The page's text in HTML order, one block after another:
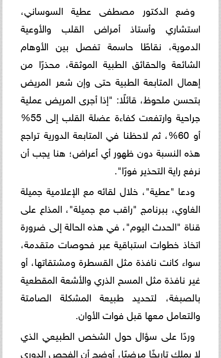
وضع الدكتور مصطفى عطية السوساني،
استشاري وأستاذ أمراض القلب والأوعية
الدموية، نقاطًا حاسمة تفصل بين الأوهام
الشائعة والحقائق الطبية الموثقة، محذرًا من
إهمال المتابعة الطبية حتى وإن شعر المريض
بتحسن ملحوظ، قائلًا: "إذا أجرى المريض عملية
جراحية وارتفعت كفاءة عضلة القلب إلى 55%
أو 60%، ثم لاحظنا في المتابعة الدورية تراجع
هذه النسبة دون ظهور أي أعراض؛ هنا يجب أن
نرفع راية التحذير فورًا".
ودعا "عطية"، خلال لقائه مع الإعلامية جميلة
الغاوي، ببرنامج "راقب مع جميلة"، المذاع على
قناة "الحدث اليوم"، في هذه الحالة إلى ضرورة
اتخاذ خطوات استباقية عبر فحوصات متقدمة،
سواء كانت نافذة مثل القسطرة ومشتقاتها، أو
غير نافذة مثل المسح الذري والأشعة المقطعية
بالصبغة، لتحديد طبيعة المشكلة الصامتة
والتعامل معها قبل فوات الأوان.
وردًا على سؤال حول الشخص الطبيعي الذي
لا يملك تاريخًا مرضيًا، أوضح أن الفحص الدوري